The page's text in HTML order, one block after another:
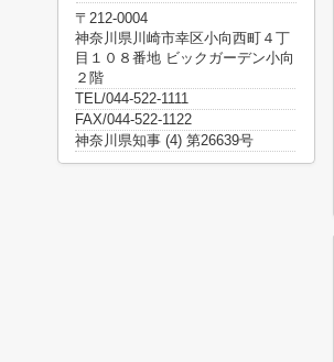
〒212-0004
神奈川県川崎市幸区小向西町４丁
目１０８番地 ビックガーデン小向
２階
TEL/044-522-1111
FAX/044-522-1122
神奈川県知事 (4) 第26639号